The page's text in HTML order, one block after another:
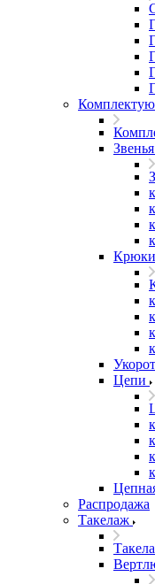
Звенья
Крюки
Цепи
Распродажа
Такелаж